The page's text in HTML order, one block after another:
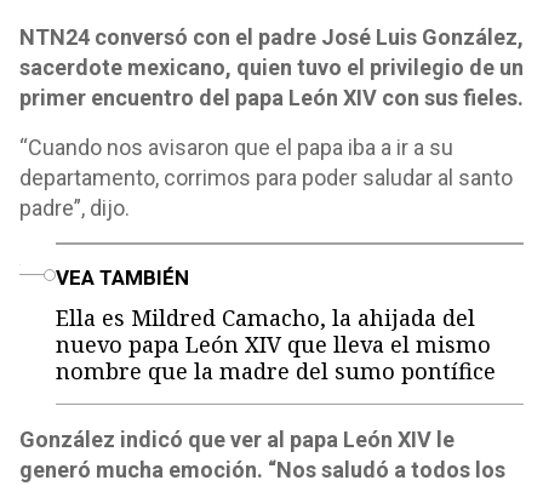
NTN24 conversó con el padre José Luis González,
sacerdote mexicano, quien tuvo el privilegio de un
primer encuentro del papa León XIV con sus fieles.
“Cuando nos avisaron que el papa iba a ir a su
departamento, corrimos para poder saludar al santo
padre”, dijo.
VEA TAMBIÉN
Ella es Mildred Camacho, la ahijada del
nuevo papa León XIV que lleva el mismo
nombre que la madre del sumo pontífice
González indicó que ver al papa León XIV le
generó mucha emoción. “Nos saludó a todos los